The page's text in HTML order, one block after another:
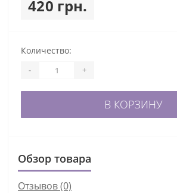
420 грн.
Количество:
- +
В КОРЗИНУ
Обзор товара
Отзывов (0)